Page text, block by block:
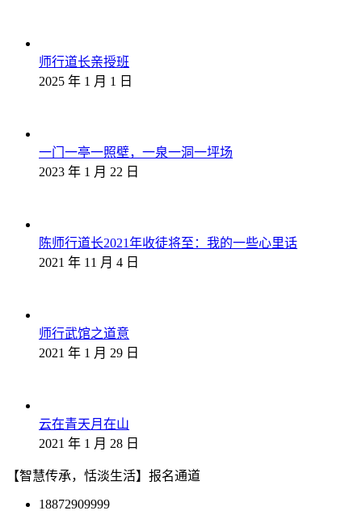
师行道长亲授班
2025 年 1 月 1 日
一门一亭一照壁，一泉一洞一坪场
2023 年 1 月 22 日
陈师行道长2021年收徒将至：我的一些心里话
2021 年 11 月 4 日
师行武馆之道意
2021 年 1 月 29 日
云在青天月在山
2021 年 1 月 28 日
【智慧传承，恬淡生活】报名通道
18872909999